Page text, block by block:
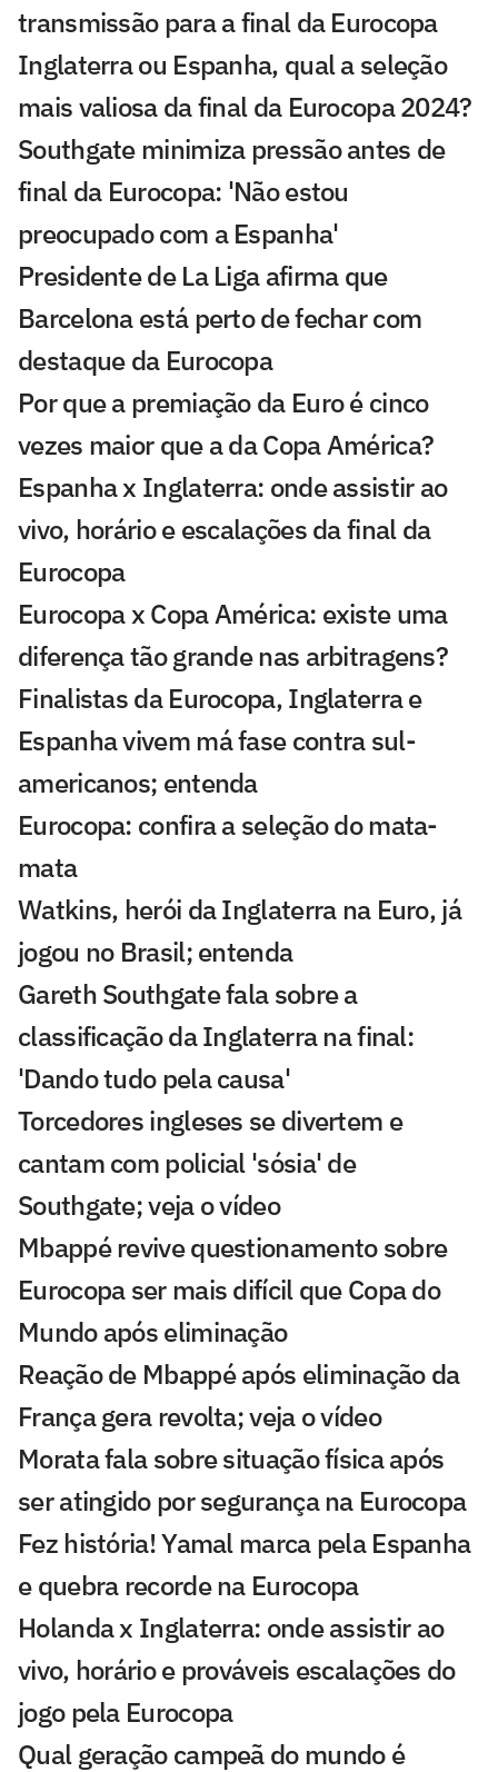
transmissão para a final da Eurocopa
Inglaterra ou Espanha, qual a seleção
mais valiosa da final da Eurocopa 2024?
Southgate minimiza pressão antes de
final da Eurocopa: 'Não estou
preocupado com a Espanha'
Presidente de La Liga afirma que
Barcelona está perto de fechar com
destaque da Eurocopa
Por que a premiação da Euro é cinco
vezes maior que a da Copa América?
Espanha x Inglaterra: onde assistir ao
vivo, horário e escalações da final da
Eurocopa
Eurocopa x Copa América: existe uma
diferença tão grande nas arbitragens?
Finalistas da Eurocopa, Inglaterra e
Espanha vivem má fase contra sul-
americanos; entenda
Eurocopa: confira a seleção do mata-
mata
Watkins, herói da Inglaterra na Euro, já
jogou no Brasil; entenda
Gareth Southgate fala sobre a
classificação da Inglaterra na final:
'Dando tudo pela causa'
Torcedores ingleses se divertem e
cantam com policial 'sósia' de
Southgate; veja o vídeo
Mbappé revive questionamento sobre
Eurocopa ser mais difícil que Copa do
Mundo após eliminação
Reação de Mbappé após eliminação da
França gera revolta; veja o vídeo
Morata fala sobre situação física após
ser atingido por segurança na Eurocopa
Fez história! Yamal marca pela Espanha
e quebra recorde na Eurocopa
Holanda x Inglaterra: onde assistir ao
vivo, horário e prováveis escalações do
jogo pela Eurocopa
Qual geração campeã do mundo é